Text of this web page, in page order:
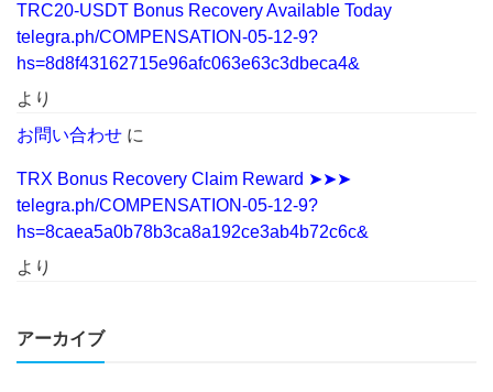
TRC20-USDT Bonus Recovery Available Today
telegra.ph/COMPENSATION-05-12-9?
hs=8d8f43162715e96afc063e63c3dbeca4&
より
お問い合わせ に
TRX Bonus Recovery Claim Reward ➤➤➤
telegra.ph/COMPENSATION-05-12-9?
hs=8caea5a0b78b3ca8a192ce3ab4b72c6c&
より
アーカイブ